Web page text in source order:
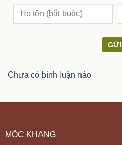
GỬI
Chưa có bình luận nào
MỘC KHANG